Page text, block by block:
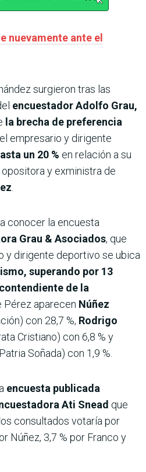
nuevamente ante el
surgieron tras las
encuestador Adolfo Grau,
la brecha de preferencia
empresario y dirigente
un 20 % en relación a su
y exministra de
.
conocer la encuesta
Grau & Asociados, que
y dirigente deportivo se ubica
superando por 13
de la
Pérez aparecen Núñez
con 28,7 %, Rodrigo
Cristiano) con 6,8 % y
Soñada) con 1,9 %.
encuesta publicada
Ati Snead que
consultados votaría por
Núñez, 3,7 % por Franco y